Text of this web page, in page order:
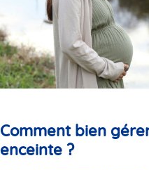
Comment bien
enceinte ?